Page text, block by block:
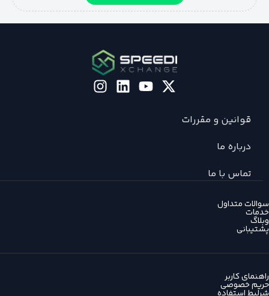
قوانین و مقررات
درباره ما
تماس با ما
سوالات متداول
خدمات
وبلاگ
پشتیبانی
راهنمای کاربر
حریم خصوصی